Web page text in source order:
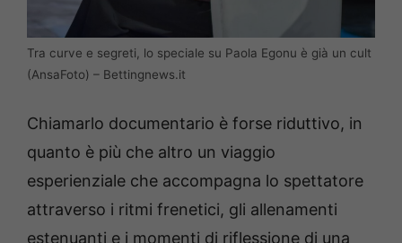
Tra curve e segreti, lo speciale su Paola Egonu è già un cult
(AnsaFoto) – Bettingnews.it
Chiamarlo documentario è forse riduttivo, in
quanto è più che altro un viaggio
esperienziale che accompagna lo spettatore
attraverso i ritmi frenetici, gli allenamenti
estenuanti e i momenti di riflessione di una